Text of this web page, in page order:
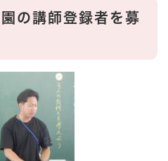
の講師登録者を募